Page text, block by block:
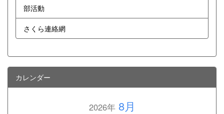
部活動
さくら連絡網
カレンダー
2026年8月